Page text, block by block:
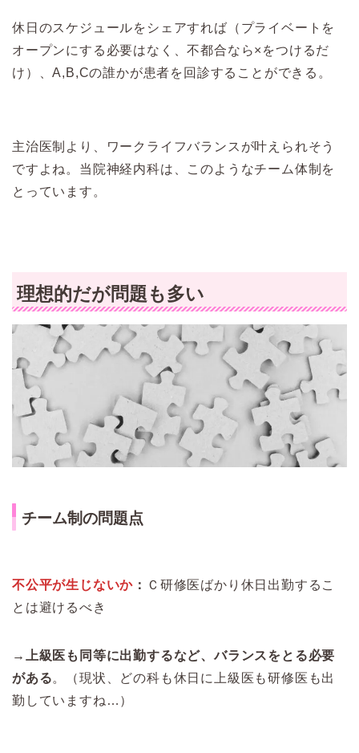
休日のスケジュールをシェアすれば（プライベートを
オープンにする必要はなく、不都合なら×をつけるだ
け）、A,B,Cの誰かが患者を回診することができる。
主治医制より、ワークライフバランスが叶えられそう
ですよね。当院神経内科は、このようなチーム体制を
とっています。
理想的だが問題も多い
チーム制の問題点
不公平が生じないか ： Ｃ研修医ばかり休日出勤するこ
とは避けるべき
→上級医も同等に出勤するなど、バランスをとる必要
がある。（現状、どの科も休日に上級医も研修医も出
勤していますね…）